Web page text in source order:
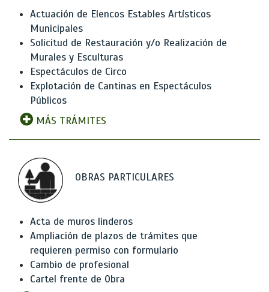
Actuación de Elencos Estables Artísticos
Municipales
Solicitud de Restauración y/o Realización de
Murales y Esculturas
Espectáculos de Circo
Explotación de Cantinas en Espectáculos
Públicos
MÁS TRÁMITES
OBRAS PARTICULARES
Acta de muros linderos
Ampliación de plazos de trámites que
requieren permiso con formulario
Cambio de profesional
Cartel frente de Obra